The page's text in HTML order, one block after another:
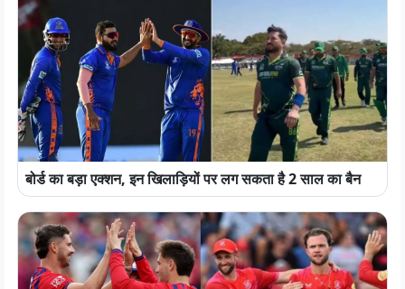
बोर्ड का बड़ा एक्शन, इन खिलाड़ियों पर लग सकता है 2 साल का बैन